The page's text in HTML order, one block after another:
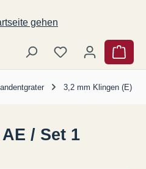
3,2 mm Klingen (E)
/ Set 1